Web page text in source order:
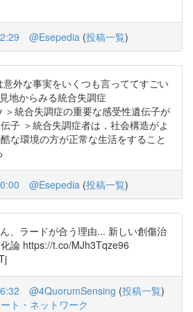
@Esepedia (投稿一覧)
外な事実をいくつも言っててすごい
地からみる統合失調症
統合失調症の重要な感受性遺伝子が
子 ＞統合失調症者は，社会構造がよ
な環境の方が正常な生活をすること
@Esepedia (投稿一覧)
、ラードが合う理由... 新しい創傷治
論 https://t.co/MJh3Tqze96
@4QuorumSensing (投稿一覧)
ト・ネットワーク